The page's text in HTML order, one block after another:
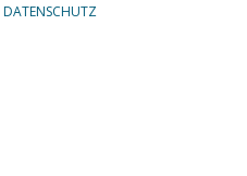
DATENSCHUTZ